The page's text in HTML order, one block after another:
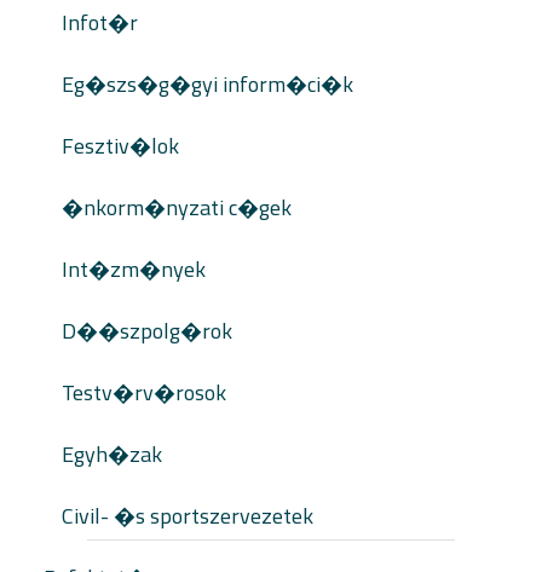
Infot�r
Eg�szs�g�gyi inform�ci�k
Fesztiv�lok
�nkorm�nyzati c�gek
Int�zm�nyek
D��szpolg�rok
Testv�rv�rosok
Egyh�zak
Civil- �s sportszervezetek